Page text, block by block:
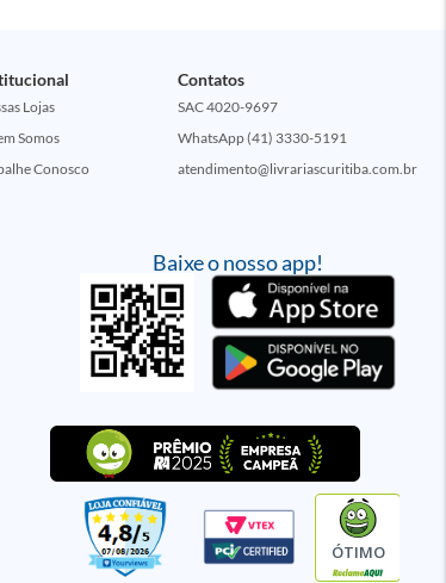
Baixe o nosso app!
Lojas
Somos
Conosco
Contatos
SAC 4020-9697
WhatsApp (41) 3330-5191
atendimento@livrariascuritiba.com.br
ÓTIMO